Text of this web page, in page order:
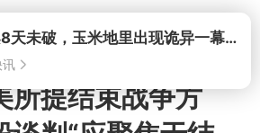
打开
所提结束战争方